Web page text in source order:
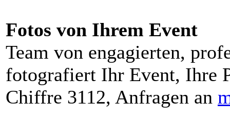
Fotos von Ihrem Event
Team von engagierten,
fotografiert Ihr Event, Ihre
Chiffre 3112, Anfragen an